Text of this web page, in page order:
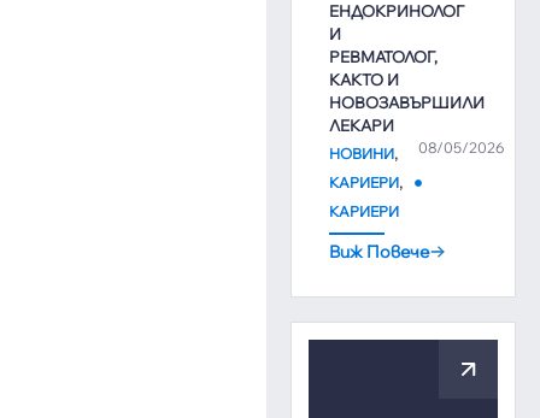
ЕНДОКРИНОЛОГ
И
РЕВМАТОЛОГ,
КАКТО И
НОВОЗАВЪРШИЛИ
ЛЕКАРИ
08/05/2026
НОВИНИ,
КАРИЕРИ,
КАРИЕРИ
Виж Повече